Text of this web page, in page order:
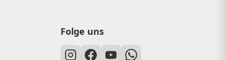
Folge uns